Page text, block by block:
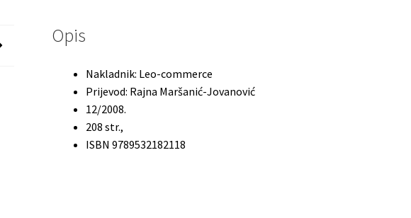
Opis
Nakladnik: Leo-commerce
Prijevod: Rajna Maršanić-Jovanović
12/2008.
208 str.,
ISBN 9789532182118